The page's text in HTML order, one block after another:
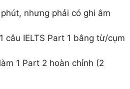
nhưng phải có ghi âm
câu IELTS Part 1 bằng từ/cụm
1 Part 2 hoàn chỉnh (2